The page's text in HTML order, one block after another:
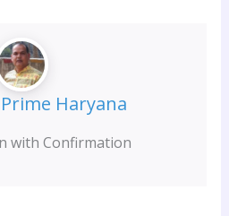
Prime Haryana
with Confirmation